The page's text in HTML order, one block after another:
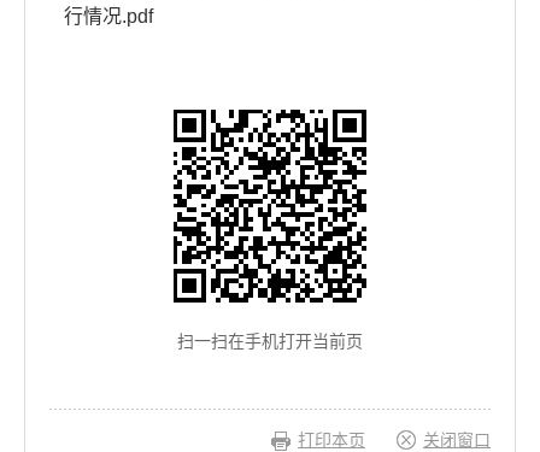
行情况.pdf
扫一扫在手机打开当前页
打印本页 关闭窗口